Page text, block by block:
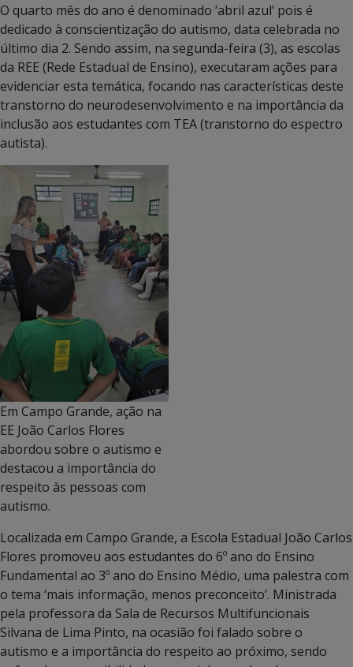
O quarto mês do ano é denominado ‘abril azul’ pois é
dedicado à conscientização do autismo, data celebrada no
último dia 2. Sendo assim, na segunda-feira (3), as escolas
da REE (Rede Estadual de Ensino), executaram ações para
evidenciar esta temática, focando nas características deste
transtorno do neurodesenvolvimento e na importância da
inclusão aos estudantes com TEA (transtorno do espectro
autista).
Em Campo Grande, ação na
EE João Carlos Flores
abordou sobre o autismo e
destacou a importância do
respeito às pessoas com
autismo.
Localizada em Campo Grande, a Escola Estadual João Carlos
Flores promoveu aos estudantes do 6º ano do Ensino
Fundamental ao 3º ano do Ensino Médio, uma palestra com
o tema ‘mais informação, menos preconceito’. Ministrada
pela professora da Sala de Recursos Multifuncionais
Silvana de Lima Pinto, na ocasião foi falado sobre o
autismo e a importância do respeito ao próximo, sendo